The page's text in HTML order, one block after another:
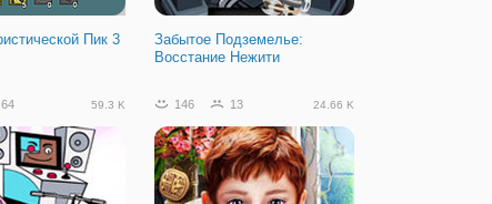
Пик 3
Забытое Подземелье:
Восстание Нежити
64 59.3 K 146 13 24.66 K